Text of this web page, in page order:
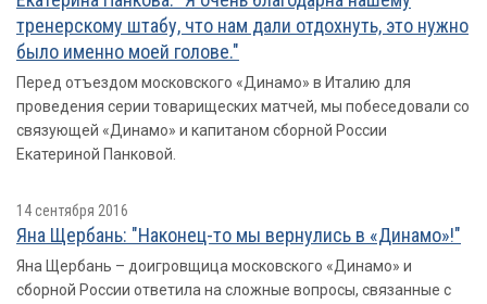
тренерскому штабу, что нам дали отдохнуть, это нужно
было именно моей голове."
Перед отъездом московского «Динамо» в Италию для
проведения серии товарищеских матчей, мы побеседовали со
связующей «Динамо» и капитаном сборной России
Екатериной Панковой.
14 сентября 2016
Яна Щербань: "Наконец-то мы вернулись в «Динамо»!"
Яна Щербань – доигровщица московского «Динамо» и
сборной России ответила на сложные вопросы, связанные с